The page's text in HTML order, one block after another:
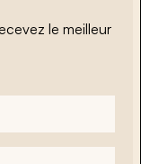
le meilleur